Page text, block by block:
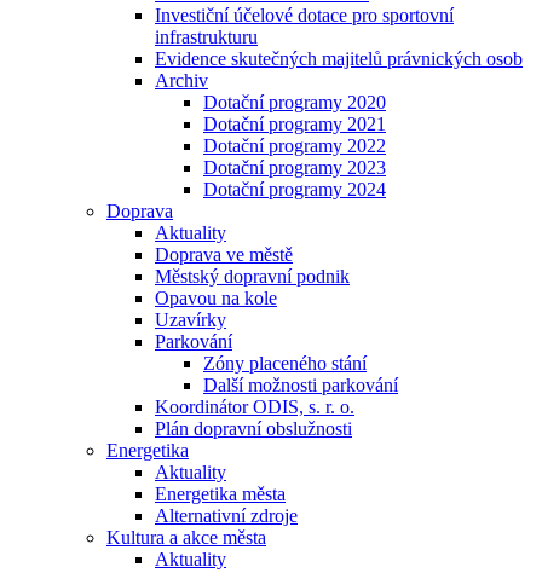
Investiční účelové dotace pro sportovní
infrastrukturu
Evidence skutečných majitelů právnických osob
Archiv
Dotační programy 2020
Dotační programy 2021
Dotační programy 2022
Dotační programy 2023
Dotační programy 2024
Doprava
Aktuality
Doprava ve městě
Městský dopravní podnik
Opavou na kole
Uzavírky
Parkování
Zóny placeného stání
Další možnosti parkování
Koordinátor ODIS, s. r. o.
Plán dopravní obslužnosti
Energetika
Aktuality
Energetika města
Alternativní zdroje
Kultura a akce města
Aktuality